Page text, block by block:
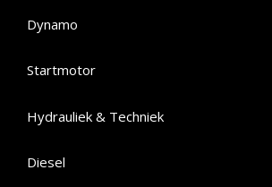
Dynamo
Startmotor
Hydrauliek & Techniek
Diesel